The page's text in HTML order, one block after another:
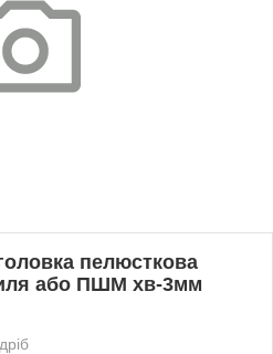
пелюсткова
або ПШМ хв-3мм